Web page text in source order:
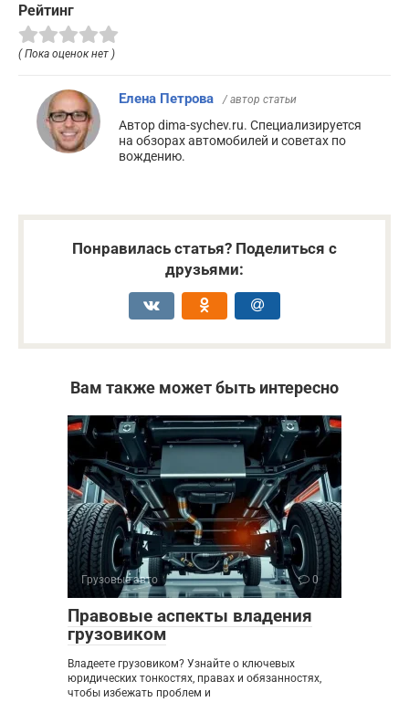
Рейтинг
( Пока оценок нет )
Елена Петрова / автор статьи
Автор dima-sychev.ru. Специализируется
на обзорах автомобилей и советах по
вождению.
Понравилась статья? Поделиться с
друзьями:
Вам также может быть интересно
Грузовые авто 0
Правовые аспекты владения
грузовиком
Владеете грузовиком? Узнайте о ключевых
юридических тонкостях, правах и обязанностях,
чтобы избежать проблем и